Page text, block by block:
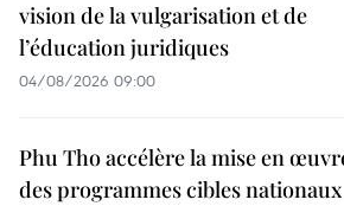
vision de la vulgarisation et de
l’éducation juridiques
04/08/2026 09:00
Phu Tho accélère la mise en
des programmes cibles nationaux